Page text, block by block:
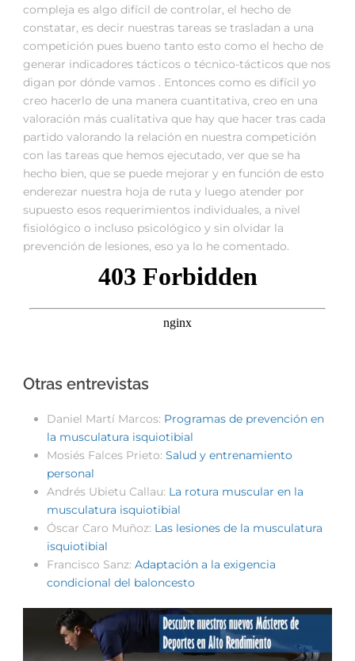
compleja es algo difícil de controlar, el hecho de
constatar, es decir nuestras tareas se trasladan a una
competición pues bueno tanto esto como el hecho de
generar indicadores tácticos o técnico-tácticos que nos
digan por dónde vamos . Entonces como es difícil yo
creo hacerlo de una manera cuantitativa, creo en una
valoración más cualitativa que hay que hacer tras cada
partido valorando la relación en nuestra competición
con las tareas que hemos ejecutado, ver que se ha
hecho bien, que se puede mejorar y en función de esto
enderezar nuestra hoja de ruta y luego atender por
supuesto esos requerimientos individuales, a nivel
fisiológico o incluso psicológico y sin olvidar la
prevención de lesiones, eso ya lo he comentado.
Otras entrevistas
Daniel Martí Marcos: Programas de prevención en
la musculatura isquiotibial
Mosiés Falces Prieto: Salud y entrenamiento
personal
Andrés Ubietu Callau: La rotura muscular en la
musculatura isquiotibial
Óscar Caro Muñoz: Las lesiones de la musculatura
isquiotibial
Francisco Sanz: Adaptación a la exigencia
condicional del baloncesto